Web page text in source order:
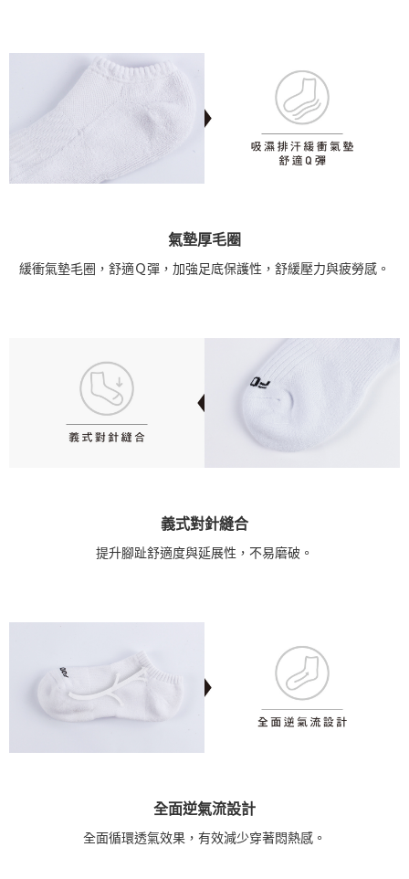
氣墊厚毛圈
緩衝氣墊毛圈，舒適Ｑ彈，加強足底保護性，舒緩壓力與疲勞感。
義式對針縫合
提升腳趾舒適度與延展性，不易磨破。
全面逆氣流設計
全面循環透氣效果，有效減少穿著悶熱感。